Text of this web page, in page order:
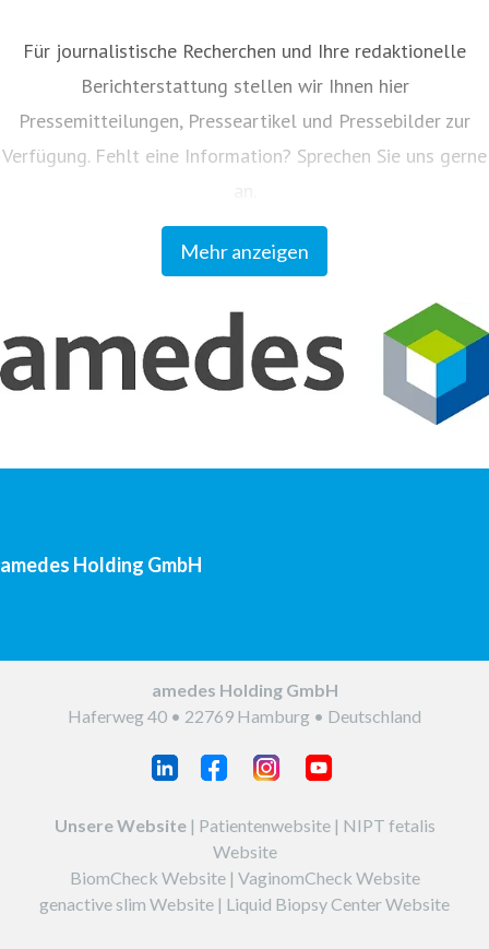
Mehr anzeigen
Für journalistische Recherchen und Ihre redaktionelle
Berichterstattung stellen wir Ihnen hier
Pressemitteilungen, Presseartikel und Pressebilder zur
Verfügung. Fehlt eine Information? Sprechen Sie uns gerne
Unser Kundenmagazin "amedes update" informiert
Einsender und Partner regelmäßig zu allen Neuigkeiten
aus dem Unternehmen. Sie können das Magazin auf
www.amedes-group.com abonnieren.
amedes Holding GmbH